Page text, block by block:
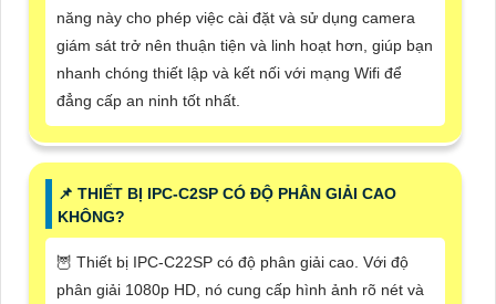
năng này cho phép việc cài đặt và sử dụng camera
giám sát trở nên thuận tiện và linh hoạt hơn, giúp bạn
nhanh chóng thiết lập và kết nối với mạng Wifi để
đẳng cấp an ninh tốt nhất.
📌 THIẾT BỊ IPC-C2SP CÓ ĐỘ PHÂN GIẢI CAO
KHÔNG?
🦉 Thiết bị IPC-C22SP có độ phân giải cao. Với độ
phân giải 1080p HD, nó cung cấp hình ảnh rõ nét và